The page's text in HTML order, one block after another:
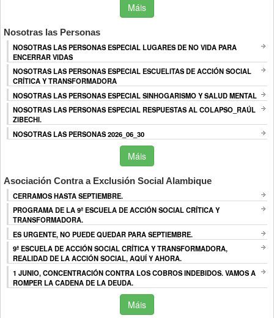
Máis
Nosotras las Personas
NOSOTRAS LAS PERSONAS ESPECIAL LUGARES DE NO VIDA PARA
ENCERRAR VIDAS
NOSOTRAS LAS PERSONAS ESPECIAL ESCUELITAS DE ACCIÓN SOCIAL
CRÍTICA Y TRANSFORMADORA
NOSOTRAS LAS PERSONAS ESPECIAL SINHOGARISMO Y SALUD MENTAL
NOSOTRAS LAS PERSONAS ESPECIAL RESPUESTAS AL COLAPSO_RAÚL
ZIBECHI.
NOSOTRAS LAS PERSONAS 2026_06_30
Máis
Asociación Contra a Exclusión Social Alambique
CERRAMOS HASTA SEPTIEMBRE.
PROGRAMA DE LA 9ª ESCUELA DE ACCIÓN SOCIAL CRÍTICA Y
TRANSFORMADORA.
ES URGENTE, NO PUEDE QUEDAR PARA SEPTIEMBRE.
9ª ESCUELA DE ACCIÓN SOCIAL CRÍTICA Y TRANSFORMADORA,
REALIDAD DE LA ACCIÓN SOCIAL, AQUÍ Y AHORA.
1 JUNIO, CONCENTRACIÓN CONTRA LOS COBROS INDEBIDOS. VAMOS A
ROMPER LA CADENA DE LA DEUDA.
Máis